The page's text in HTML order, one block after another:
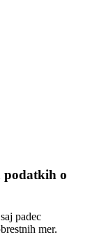
podatkih o
padec
mer.